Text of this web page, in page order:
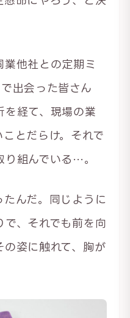
他社との定期ミ
出会った皆さん
を経て、現場の業
とだらけ。それで
り組んでいる…。
たんだ。同じように
、それでも前を向
の姿に触れて、胸が